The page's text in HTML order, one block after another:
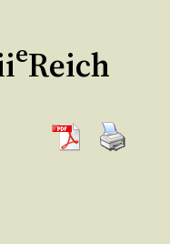
EReich